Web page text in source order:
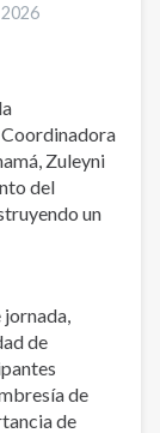
Zuleyni
del
un
de
de
de